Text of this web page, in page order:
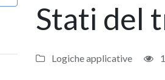
Stati del
Logiche applicative